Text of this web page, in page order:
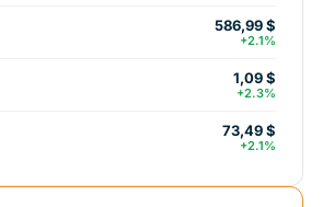
586,99 $
+2.1%
1,09 $
+2.3%
73,49 $
+2.1%